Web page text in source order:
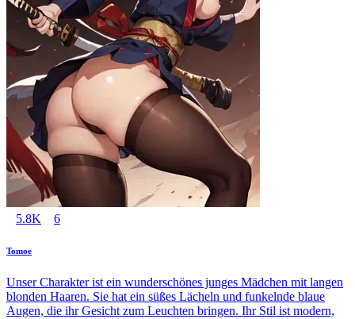
5.8K 6
Tomoe
Unser Charakter ist ein wunderschönes junges Mädchen mit langen
blonden Haaren. Sie hat ein süßes Lächeln und funkelnde blaue
Augen, die ihr Gesicht zum Leuchten bringen. Ihr Stil ist modern,